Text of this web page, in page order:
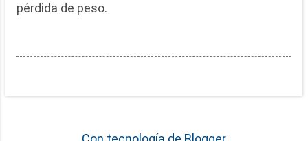
pérdida de peso.